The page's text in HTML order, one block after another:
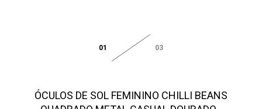
01 03
ÓCULOS DE SOL FEMININO CHILLI BEANS